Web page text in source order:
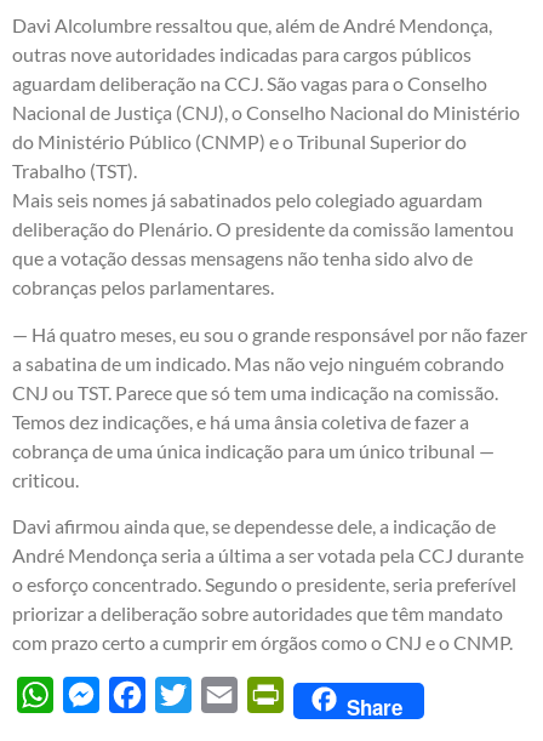
Davi Alcolumbre ressaltou que, além de André Mendonça,
outras nove autoridades indicadas para cargos públicos
aguardam deliberação na CCJ. São vagas para o Conselho
Nacional de Justiça (CNJ), o Conselho Nacional do Ministério
do Ministério Público (CNMP) e o Tribunal Superior do
Trabalho (TST).
Mais seis nomes já sabatinados pelo colegiado aguardam
deliberação do Plenário. O presidente da comissão lamentou
que a votação dessas mensagens não tenha sido alvo de
cobranças pelos parlamentares.
— Há quatro meses, eu sou o grande responsável por não fazer
a sabatina de um indicado. Mas não vejo ninguém cobrando
CNJ ou TST. Parece que só tem uma indicação na comissão.
Temos dez indicações, e há uma ânsia coletiva de fazer a
cobrança de uma única indicação para um único tribunal —
criticou.
Davi afirmou ainda que, se dependesse dele, a indicação de
André Mendonça seria a última a ser votada pela CCJ durante
o esforço concentrado. Segundo o presidente, seria preferível
priorizar a deliberação sobre autoridades que têm mandato
com prazo certo a cumprir em órgãos como o CNJ e o CNMP.
WhatsAppMessengerFacebook
Twitter Email PrintFriendly
Share